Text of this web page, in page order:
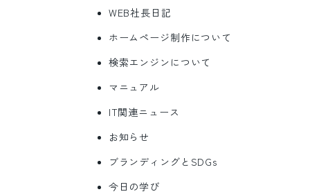
WEB社長日記
ホームページ制作について
検索エンジンについて
マニュアル
IT関連ニュース
お知らせ
ブランディングとSDGs
今日の学び